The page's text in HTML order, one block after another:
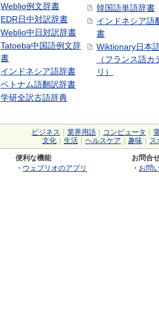
Weblio例文辞書
EDR日中対訳辞書
Weblio中日対訳辞書
Tatoeba中国語例文辞
書
インドネシア語辞書
ベトナム語翻訳辞書
学研全訳古語辞典
韓国語単語辞書
インドネシア語
書
Wiktionary日本
（フランス語カ
リ）
ビジネス 業界用語 コンピュータ
文化
生活 ヘルスケア 趣味 ス
便利な機能
・ ウェブリオのアプリ
お問合
・ お問